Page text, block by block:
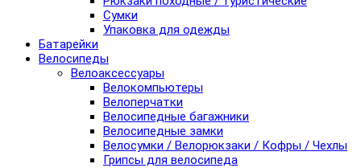
Сумки
Упаковка для одежды
Батарейки
Велосипеды
Велоаксессуары
Велокомпьютеры
Велоперчатки
Велосипедные багажники
Велосипедные замки
Велосумки / Велорюкзаки / Кофры / Чехлы
Грипсы для велосипеда